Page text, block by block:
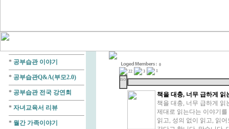
* 공부습관 이야기
* 공부습관Q&A(부모2.0)
* 공부습관 전국 강연회
* 자녀교육서 리뷰
* 월간 가족이야기
0
22
3 1
no
책을 대충, 너무 급하게 읽
책을 대충, 너무 급하게
제대로 읽는다는 이야기
읽고, 성의 없이 읽고, 읽